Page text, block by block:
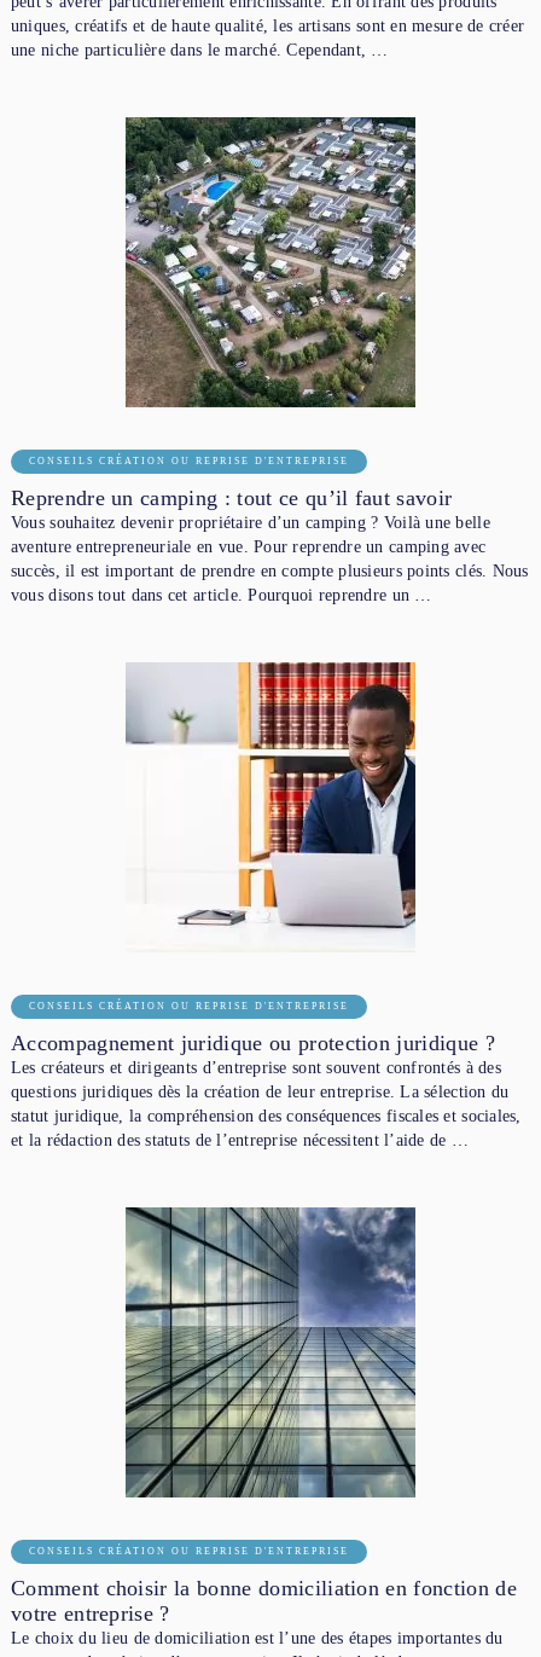
uniques, créatifs et de haute qualité, les artisans sont en mesure de créer
une niche particulière dans le marché. Cependant, …
CONSEILS CRÉATION OU REPRISE D'ENTREPRISE
Reprendre un camping : tout ce qu’il faut savoir
Vous souhaitez devenir propriétaire d’un camping ? Voilà une belle
aventure entrepreneuriale en vue. Pour reprendre un camping avec
succès, il est important de prendre en compte plusieurs points clés. Nous
vous disons tout dans cet article. Pourquoi reprendre un …
CONSEILS CRÉATION OU REPRISE D'ENTREPRISE
Accompagnement juridique ou protection juridique ?
Les créateurs et dirigeants d’entreprise sont souvent confrontés à des
questions juridiques dès la création de leur entreprise. La sélection du
statut juridique, la compréhension des conséquences fiscales et sociales,
et la rédaction des statuts de l’entreprise nécessitent l’aide de …
CONSEILS CRÉATION OU REPRISE D'ENTREPRISE
Comment choisir la bonne domiciliation en fonction de
votre entreprise ?
Le choix du lieu de domiciliation est l’une des étapes importantes du